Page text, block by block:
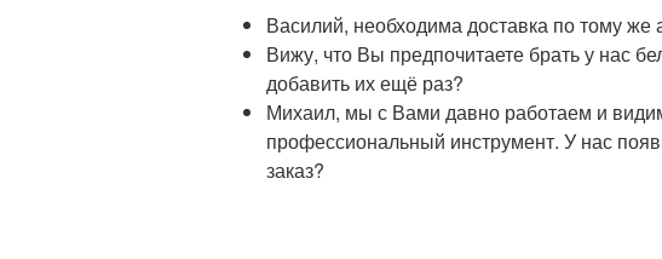
Василий, необходима доставка по тому же
Вижу, что Вы предпочитаете брать у нас
добавить их ещё раз?
Михаил, мы с Вами давно работаем и
профессиональный инструмент. У нас
заказ?